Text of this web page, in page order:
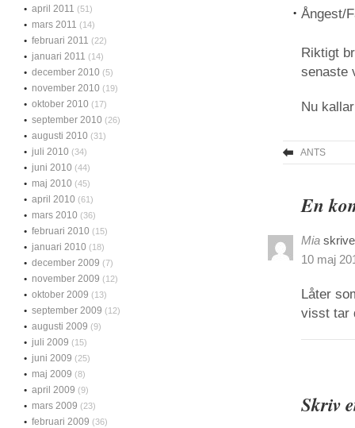
Ångest/
Riktigt
senaste
Nu
ANTS
En
Mia
10 maj
Låter
visst tar
Skriv
april 2011 (51)
mars 2011 (14)
februari 2011 (22)
januari 2011 (14)
december 2010 (5)
november 2010 (19)
oktober 2010 (17)
september 2010 (26)
augusti 2010 (31)
juli 2010 (34)
juni 2010 (44)
maj 2010 (45)
april 2010 (61)
mars 2010 (36)
februari 2010 (15)
januari 2010 (18)
december 2009 (7)
november 2009 (12)
oktober 2009 (13)
september 2009 (12)
augusti 2009 (9)
juli 2009 (15)
juni 2009 (25)
maj 2009 (8)
april 2009 (9)
mars 2009 (23)
februari 2009 (36)